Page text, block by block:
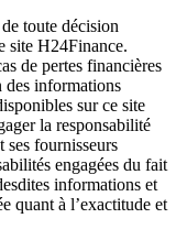
toute décision
site H24Finance.
de pertes financières
des informations
sur ce site
la responsabilité
fournisseurs
engagées du fait
informations et
quant à l’exactitude et